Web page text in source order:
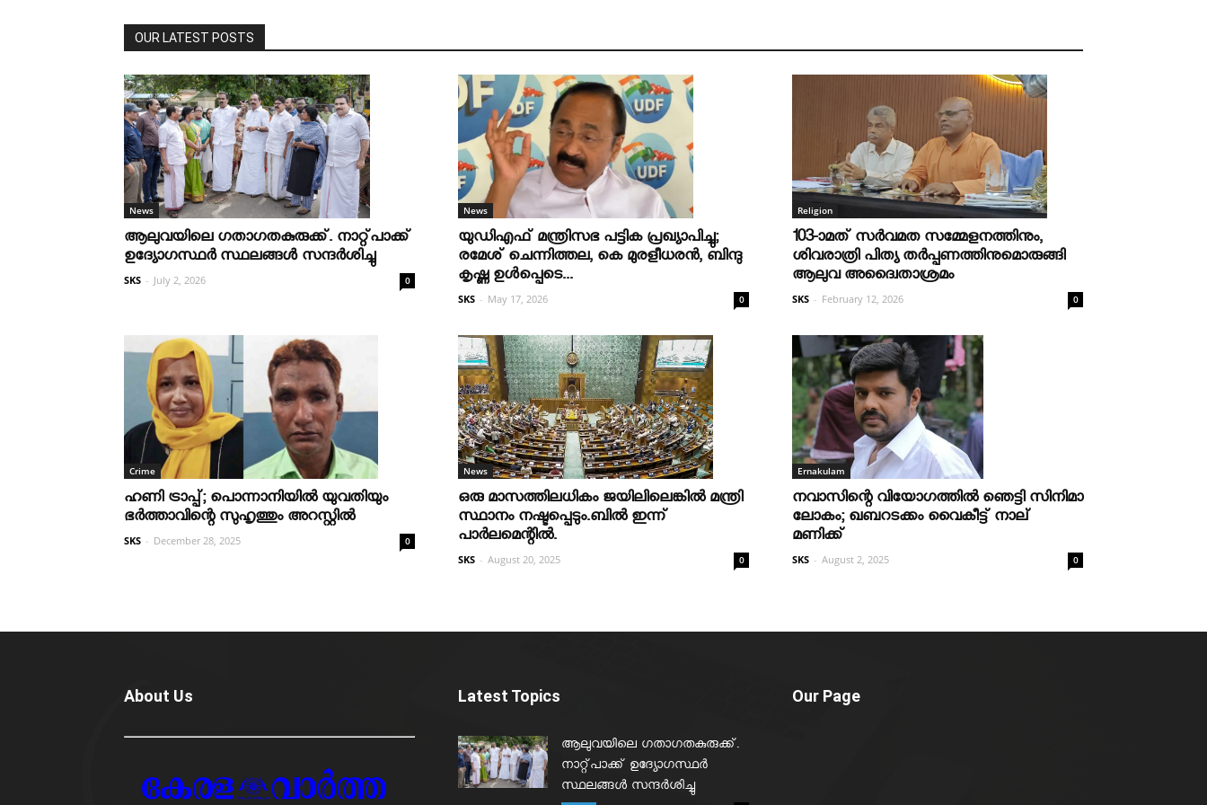
OUR LATEST POSTS
News
ആലുവയിലെ ഗതാഗതകുരുക്ക്. നാറ്റ്പാക്ക്
ഉദ്യോഗസ്ഥർ സ്ഥലങ്ങൾ സന്ദർശിച്ചു
SKS - July 2, 2026 0
News
യുഡിഎഫ് മന്ത്രിസഭ പട്ടിക പ്രഖ്യാപിച്ചു;
രമേശ് ചെന്നിത്തല, കെ മുരളീധരന്‍, ബിന്ദു
കൃഷ്ണ ഉള്‍പ്പെടെ...
SKS - May 17, 2026 0
Religion
103-ാമത് സർവമത സമ്മേളനത്തിനും,
ശിവരാത്രി പിത്യ തർപ്പണത്തിനുമൊരുങ്ങി
ആലുവ അദ്വൈതാശ്രമം
SKS - February 12, 2026 0
Crime
ഹണി ട്രാപ്പ്; പൊന്നാനിയില്‍ യുവതിയും
ഭര്‍ത്താവിന്റെ സുഹൃത്തും അറസ്റ്റില്‍
SKS - December 28, 2025 0
News
ഒരു മാസത്തിലധികം ജയിലിലെങ്കില്‍ മന്ത്രി
സ്ഥാനം നഷ്ടപ്പെടും.ബില്‍ ഇന്ന്
പാര്‍ലമെന്റില്‍.
SKS - August 20, 2025 0
Ernakulam
നവാസിന്റെ വിയോഗത്തില്‍ ഞെട്ടി സിനിമാ
ലോകം; ഖബറടക്കം വൈകീട്ട് നാല്
മണിക്ക്
SKS - August 2, 2025 0
About Us Latest Topics
ആലുവയിലെ ഗതാഗതകുരുക്ക്.
നാറ്റ്പാക്ക് ഉദ്യോഗസ്ഥർ
സ്ഥലങ്ങൾ സന്ദർശിച്ചു
Our Page